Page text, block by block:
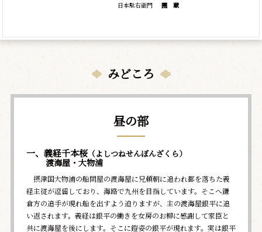
日本駄右衛門
團
蔵
みどころ
昼の部
一、義経千本桜（よしつねせんぼんざくら）
渡海屋・大物浦
摂津国大物浦の船問屋の渡海屋に兄頼朝に追われ都を落ちた義
経主従が逗留しており、海路で九州を目指しています。そこへ鎌
倉方の追手が現れ船を出すよう迫りますが、主の渡海屋銀平に追
い返されます。義経は銀平の働きを女房のお柳に感謝して家臣と
共に渡海屋を後にします。そこに鎧姿の銀平が現れます。実は銀平